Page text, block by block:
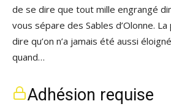
de se dire que tout mille engrangé
vous sépare des Sables d’Olonne.
dire qu’on n’a jamais été aussi
quand…
Adhésion requise